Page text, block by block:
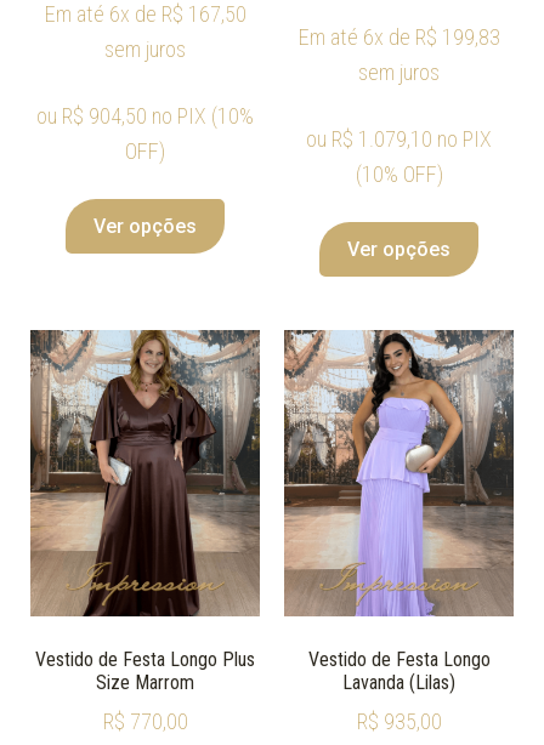
Em até 6x de R$ 167,50
sem juros
ou R$ 904,50 no PIX (10%
OFF)
Ver opções
Em até 6x de R$ 199,83
sem juros
ou R$ 1.079,10 no PIX
(10% OFF)
Ver opções
Vestido de Festa Longo Plus
Size Marrom
R$ 770,00
Vestido de Festa Longo
Lavanda (Lilas)
R$ 935,00